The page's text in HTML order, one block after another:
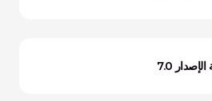
7.0